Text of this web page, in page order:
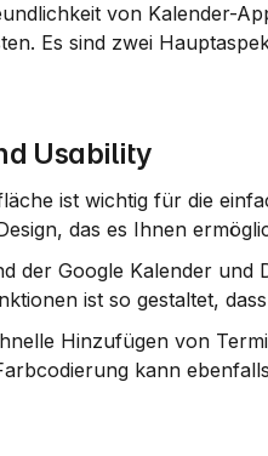
von Kalender-
Es sind zwei
Usability
, das es Ihnen
der Google Kalender und
ist so gestaltet,
Hinzufügen von
kann